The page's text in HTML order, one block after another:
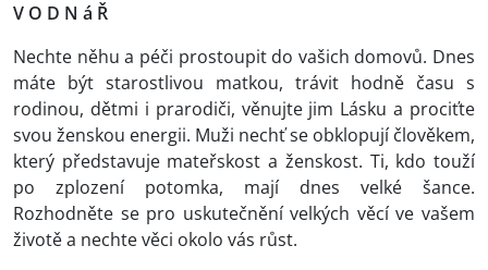
V O D N á Ř
Nechte něhu a péči prostoupit do vašich domovů. Dnes
máte být starostlivou matkou, trávit hodně času s
rodinou, dětmi i prarodiči, věnujte jim Lásku a prociťte
svou ženskou energii. Muži nechť se obklopují člověkem,
který představuje mateřskost a ženskost. Ti, kdo touží
po zplození potomka, mají dnes velké šance.
Rozhodněte se pro uskutečnění velkých věcí ve vašem
životě a nechte věci okolo vás růst.